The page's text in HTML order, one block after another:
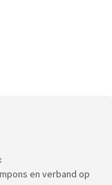
en verband op